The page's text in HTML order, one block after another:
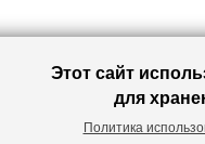
Этот сайт
для
Политика